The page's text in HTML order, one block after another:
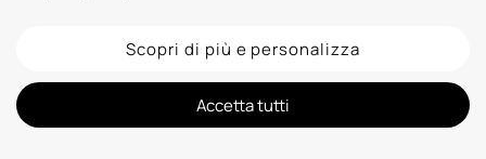
2026 © Autoshop Srl. Tutti i diritti riservati.Privacy Policy
Informativa sulla trasparenza assicurativa
Designed by:
Scopri di più e personalizza
Accetta tutti